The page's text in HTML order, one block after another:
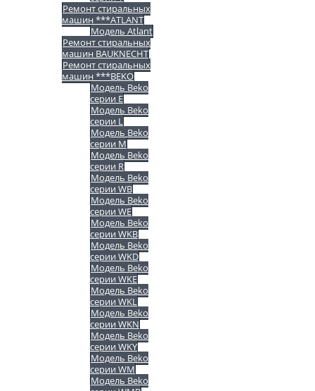
Ремонт стиральных
машин ***ATLANT
Модель Atlant
Ремонт стиральных
машин BAUKNECHT
Ремонт стиральных
машин ***BEKO
Модель Beko
серии E
Модель Beko
серии L
Модель Beko
серии M
Модель Beko
серии R
Модель Beko
серии WB
Модель Beko
серии WE
Модель Beko
серии WKB
Модель Beko
серии WKD
Модель Beko
серии WKE
Модель Beko
серии WKL
Модель Beko
серии WKN
Модель Beko
серии WKY
Модель Beko
серии WM
Модель Beko